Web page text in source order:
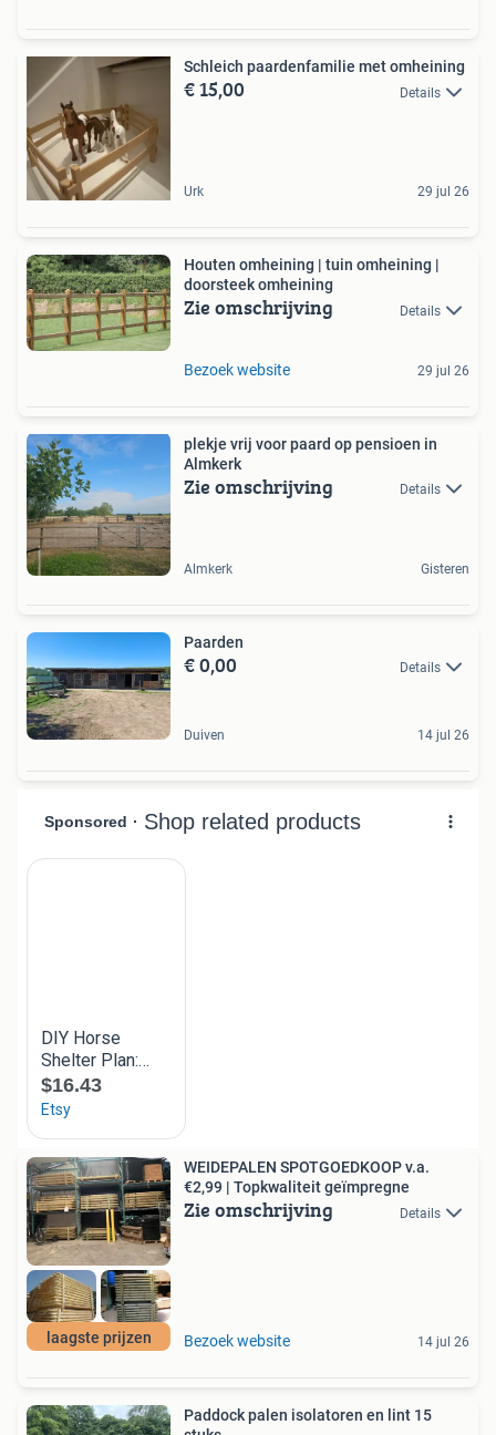
Schleich paardenfamilie met omheining
€ 15,00 Details
Urk 29 jul 26
Houten omheining | tuin omheining |
doorsteek omheining
Zie omschrijving Details
Bezoek website 29 jul 26
plekje vrij voor paard op pensioen in
Almkerk
Zie omschrijving Details
Almkerk Gisteren
Paarden
€ 0,00 Details
Duiven 14 jul 26
laagste prijzen
WEIDEPALEN SPOTGOEDKOOP v.a.
€2,99 | Topkwaliteit geïmpregne
Zie omschrijving Details
Bezoek website 14 jul 26
Paddock palen isolatoren en lint 15